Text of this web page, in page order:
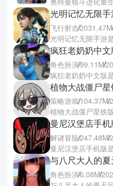
光明记忆无限
飞行射击2031.47M
疯狂老奶奶中文
角色扮演99.11M
植物大战僵尸星
策略游戏104.37M
曼尼汉堡店手机
解谜冒险247.48M
与八尺大人的
角色扮演6.08M